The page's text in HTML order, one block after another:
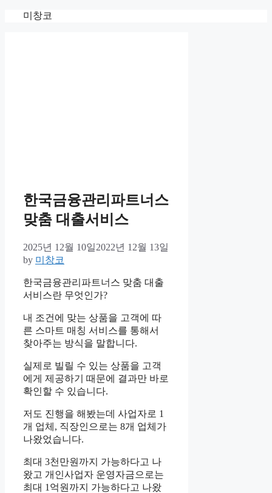
미창코
한국금융관리파트너스
맞춤 대출서비스
2025년 12월 10일2022년 12월 13일
by 미창코
한국금융관리파트너스 맞춤 대출
서비스란 무엇인가?
내 조건에 맞는 상품을 고객에 따
른 스마트 매칭 서비스를 통해서
찾아주는 방식을 말합니다.
실제로 빌릴 수 있는 상품을 고객
에게 제공하기 때문에 결과만 바로
확인할 수 있습니다.
저도 진행을 해봤는데 사업자로 1
개 업체, 직장인으로는 8개 업체가
나왔었습니다.
최대 3천만원까지 가능하다고 나
왔고 개인사업자 운영자금으로는
최대 1억원까지 가능하다고 나왔